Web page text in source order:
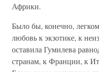
Африки.
Было бы, конечно,
любовь к экзотике, к
оставила Гумилева
странам, к Франции, к